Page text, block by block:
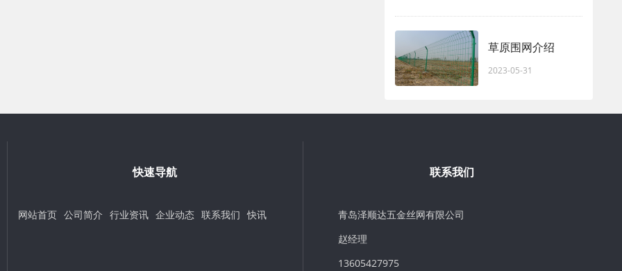
草原围网介绍
2023-05-31
快速导航
网站首页 公司简介 行业资讯 企业动态 联系我们 快讯
联系我们
青岛泽顺达五金丝网有限公司
赵经理
13605427975